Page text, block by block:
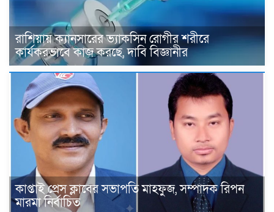
রাশিয়ায় ক্যানসারের ভ্যাকসিন রোগীর শরীরে
কার্যকরভাবে কাজ করছে, দাবি বিজ্ঞানীর
কাপ্তাই প্রেস ক্লাবের সভাপতি মাহফুজ, সম্পাদক রিপন
মারমা নির্বাচিত